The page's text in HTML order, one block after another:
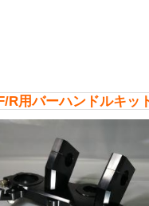
R用バーハンドルキッ